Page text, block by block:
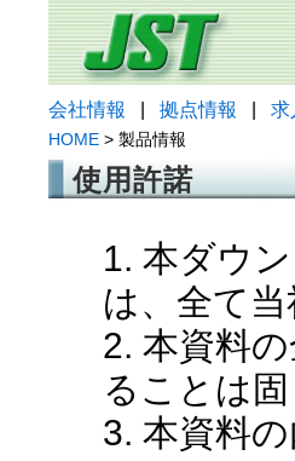
会社情報 拠点情報 求
HOME > 製品情報
使用許諾
1. 本ダウ
は、全て
2. 本資料
ることは
3. 本資料